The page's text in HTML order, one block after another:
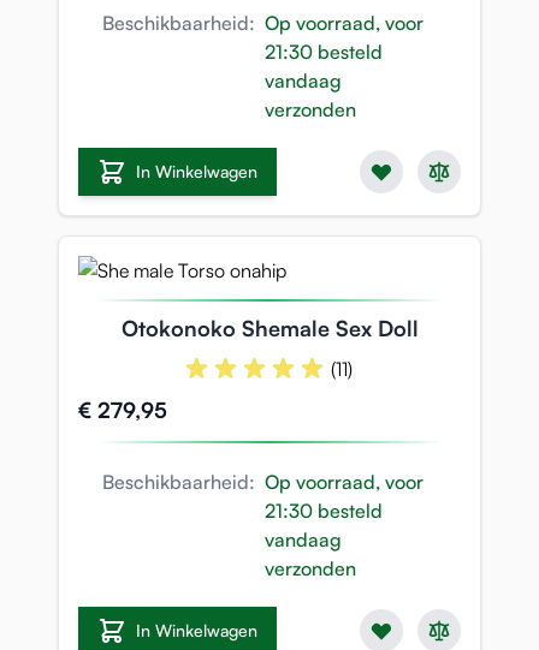
Beschikbaarheid: Op voorraad, voor
21:30 besteld
vandaag
verzonden
In Winkelwagen
Otokonoko Shemale Sex Doll
(11)
€ 279,95
Beschikbaarheid: Op voorraad, voor
21:30 besteld
vandaag
verzonden
In Winkelwagen